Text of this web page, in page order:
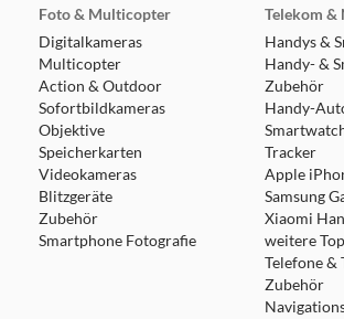
Foto & Multicopter
Digitalkameras
Multicopter
Action & Outdoor
Sofortbildkameras
Objektive
Speicherkarten
Videokameras
Blitzgeräte
Zubehör
Smartphone Fotografie
Telekom &
Handys &
Handy- &
Zubehör
Handy-
Tracker
Apple
Samsung
Xiaomi
weitere
Telefone &
Zubehör